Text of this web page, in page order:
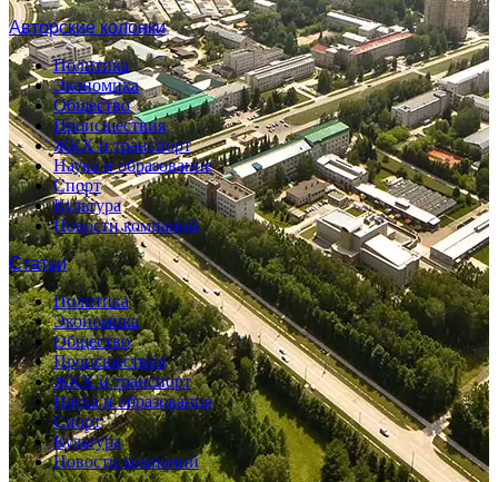
Авторские колонки
Политика
Экономика
Общество
Происшествия
ЖКХ и транспорт
Наука и образование
Спорт
Культура
Новости компаний
Статьи
Политика
Экономика
Общество
Происшествия
ЖКХ и транспорт
Наука и образование
Спорт
Культура
Новости компаний